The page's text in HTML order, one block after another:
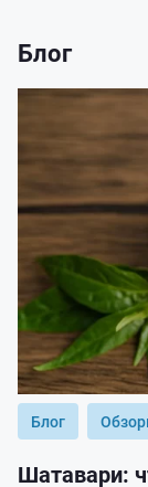
Блог
Блог
Шатавари: